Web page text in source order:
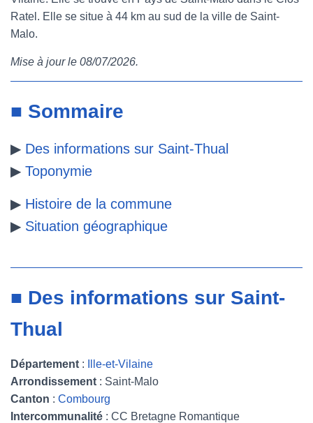
e t t b
Ratel. Elle se situe à 44 km au sud de la ville de Saint-
Malo.
Mise à jour le 08/07/2026.
■ Sommaire
▶ Des informations sur Saint-Thual
▶ Toponymie
▶ Histoire de la commune
▶ Situation géographique
■ Des informations sur Saint-
Thual
Département :
Ille-et-Vilaine
Arrondissement : Saint-Malo
Canton : Combourg
Intercommunalité : CC Bretagne Romantique